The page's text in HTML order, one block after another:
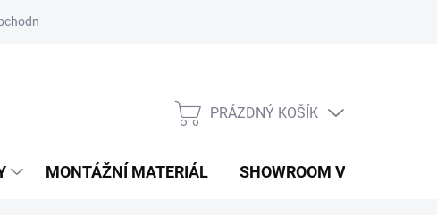
podmínky
NÁKUPNÍ
PRÁZDNÝ KOŠÍK
MONTÁŽNÍ MATERIÁL SHOWROOM V PRAZE